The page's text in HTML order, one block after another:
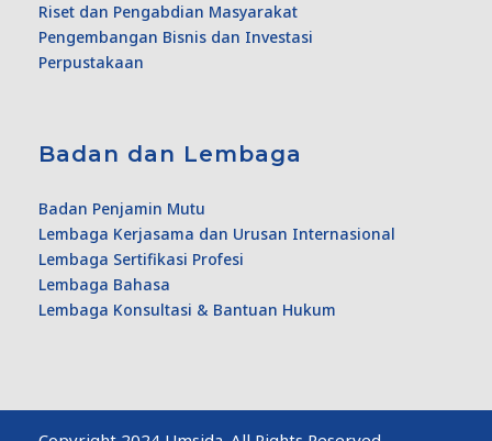
Riset dan Pengabdian Masyarakat
Pengembangan Bisnis dan Investasi
Perpustakaan
Badan dan Lembaga
Badan Penjamin Mutu
Lembaga Kerjasama dan Urusan Internasional
Lembaga Sertifikasi Profesi
Lembaga Bahasa
Lembaga Konsultasi & Bantuan Hukum